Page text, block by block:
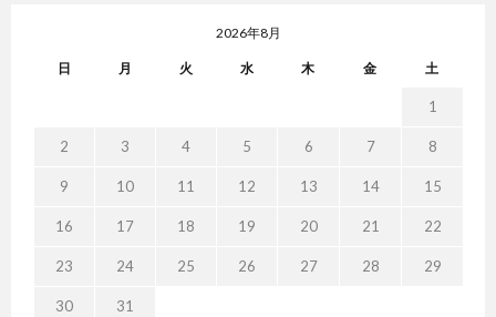
2026年8月
日 月 火 水 木 金 土
1
2 3 4 5 6 7 8
9 10 11 12 13 14 15
16 17 18 19 20 21 22
23 24 25 26 27 28 29
30
31